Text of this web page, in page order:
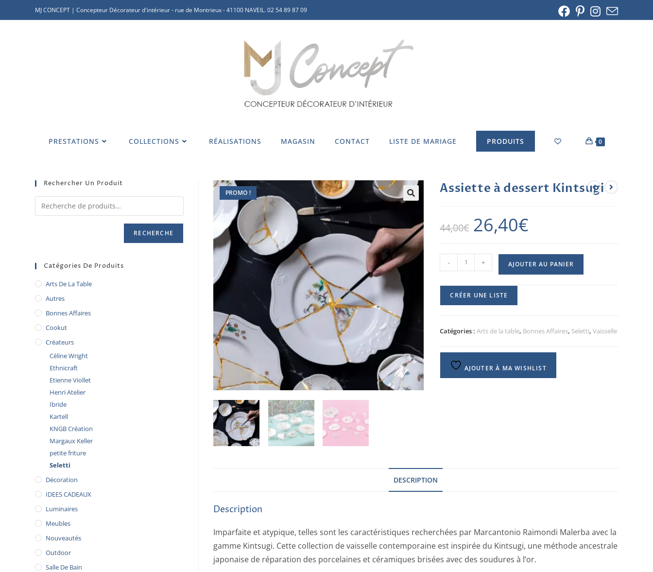
MJ CONCEPT | Concepteur Décorateur d'intérieur - rue de Montrieux - 41100 NAVEIL. 02 54 89 87 09
PRESTATIONS COLLECTIONS RÉALISATIONS MAGASIN CONTACT LISTE DE MARIAGE PRODUITS 0
PROMO ! Assiette à dessert Kintsugi
44,00€ 26,40€
- + AJOUTER AU PANIER
CRÉER UNE LISTE
Catégories :Arts de la table, Bonnes Affaires, Seletti,Vaisselle
AJOUTER À MA WISHLIST
DESCRIPTION
Description
Imparfaite et atypique, telles sont les caractéristiques recherchées par Marcantonio Raimondi Malerba avec la
gamme Kintsugi. Cette collection de vaisselle contemporaine est inspirée du Kintsugi, une méthode ancestrale
japonaise de réparation des porcelaines et céramiques brisées avec des soudures à l’or.
Rechercher Un Produit
RECHERCHE
Catégories De Produits
Arts De La Table
Autres
Bonnes Affaires
Cookut
Créateurs
Céline Wright
Ethnicraft
Etienne Viollet
Henri Atelier
Ibride
Kartell
KNGB Création
Margaux Keller
petite friture
Seletti
Décoration
IDEES CADEAUX
Luminaires
Meubles
Nouveautés
Outdoor
Salle De Bain